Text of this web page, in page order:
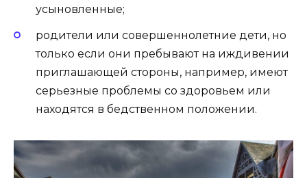
усыновленные;
родители или совершеннолетние дети, но
только если они пребывают на иждивении
приглашающей стороны, например, имеют
серьезные проблемы со здоровьем или
находятся в бедственном положении.